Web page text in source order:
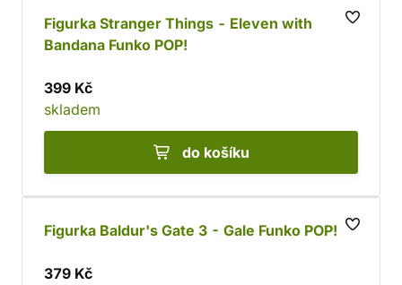
Figurka Stranger Things - Eleven with
Bandana Funko POP!
399 Kč
skladem
do košíku
Figurka Baldur's Gate 3 - Gale Funko POP!
379 Kč